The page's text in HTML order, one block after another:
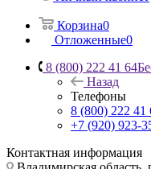
Корзина0
Отложенные0
8 (800) 222 41 64
Назад
Телефоны
8 (800) 222 41
+7 (920) 923-
Контактная информация